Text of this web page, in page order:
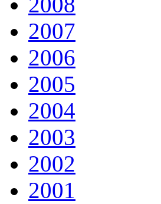
2007
2006
2005
2004
2003
2002
2001